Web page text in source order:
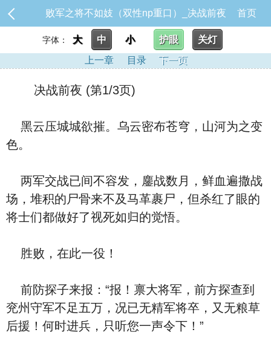
败军之将不如妓（双性np重口）_决战前夜 首页
字体： 大 中 小 护眼
关灯
上一章
目录 下一页
决战前夜 (第1/3页)
黑云压城城欲摧。乌云密布苍穹，山河为之变
色。
两军交战已间不容发，鏖战数月，鲜血遍撒战
场，堆积的尸骨来不及马革裹尸，但杀红了眼的
将士们都做好了视死如归的觉悟。
胜败，在此一役！
前防探子来报：“报！禀大将军，前方探查到
兖州守军不足五万，况已无精军将卒，又无粮草
后援！何时进兵，只听您一声令下！”